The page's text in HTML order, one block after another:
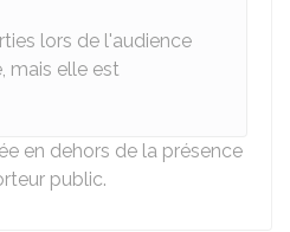
lors de l'audience
mais elle est
en dehors de la présence
public.